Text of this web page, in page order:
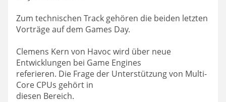
Zum technischen Track gehören die beiden letzten
Vorträge auf dem Games Day.
Clemens Kern von Havoc wird über neue
Entwicklungen bei Game Engines
referieren. Die Frage der Unterstützung von Multi-
Core CPUs gehört in
diesen Bereich.